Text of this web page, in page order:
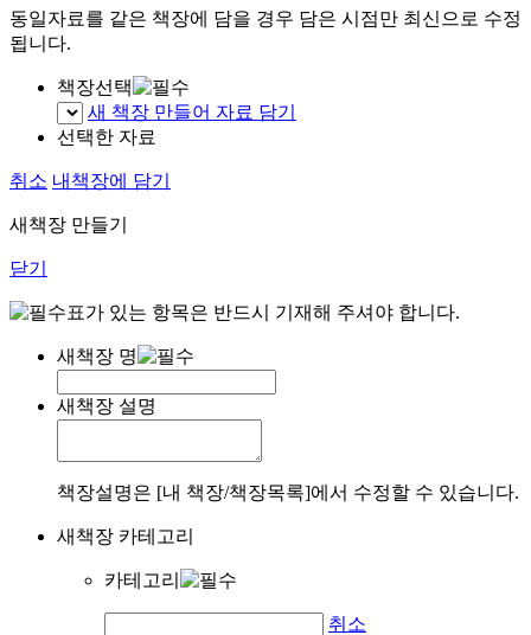
동일자료를 같은 책장에 담을 경우 담은 시점만 최신으로 수정
됩니다.
책장선택
새 책장 만들어 자료 담기
선택한 자료
취소 내책장에 담기
새책장 만들기
닫기
표가 있는 항목은 반드시 기재해 주셔야 합니다.
새책장 명
새책장 설명
책장설명은 [내 책장/책장목록]에서 수정할 수 있습니다.
새책장 카테고리
카테고리
취소